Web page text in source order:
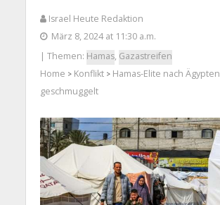
Israel Heute Redaktion
März 8, 2024 at 11:30 a.m.
| Themen: Hamas, Gazastreifen
Home > Konflikt> Hamas-Elite nach Ägypten
geschmuggelt